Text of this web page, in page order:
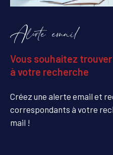
Alerte email
Vous souhaitez
à votre recherche
Créez une alerte email et
correspondants à votre
mail !